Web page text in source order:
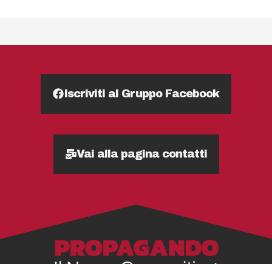
Iscriviti al Gruppo Facebook
Vai alla pagina contatti